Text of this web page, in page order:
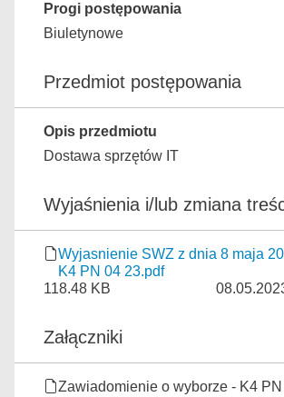
Progi postępowania
Biuletynowe
Przedmiot postępowania
Opis przedmiotu
Dostawa sprzętów IT
Wyjaśnienia i/lub zmiana
Wyjasnienie SWZ z dnia 8 maja
K4 PN 04 23.pdf
118.48 KB
Załączniki
Zawiadomienie o wyborze - K4